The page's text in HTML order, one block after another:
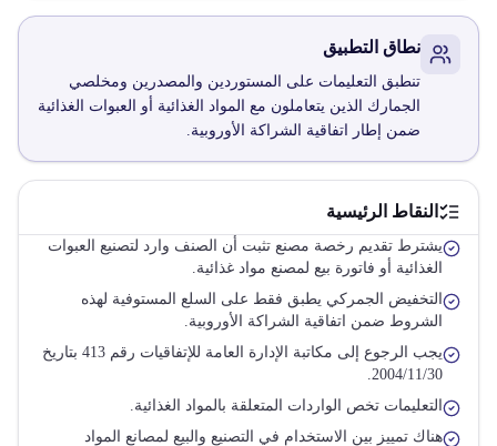
نطاق التطبيق
تنطبق التعليمات على المستوردين والمصدرين ومخلصي
الجمارك الذين يتعاملون مع المواد الغذائية أو العبوات الغذائية
ضمن إطار اتفاقية الشراكة الأوروبية.
النقاط الرئيسية
يشترط تقديم رخصة مصنع تثبت أن الصنف وارد لتصنيع العبوات
الغذائية أو فاتورة بيع لمصنع مواد غذائية.
التخفيض الجمركي يطبق فقط على السلع المستوفية لهذه
الشروط ضمن اتفاقية الشراكة الأوروبية.
يجب الرجوع إلى مكاتبة الإدارة العامة للإتفاقيات رقم 413 بتاريخ
2004/11/30.
التعليمات تخص الواردات المتعلقة بالمواد الغذائية.
هناك تمييز بين الاستخدام في التصنيع والبيع لمصانع المواد